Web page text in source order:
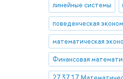
линейные системы
поведенческая
Финансовая